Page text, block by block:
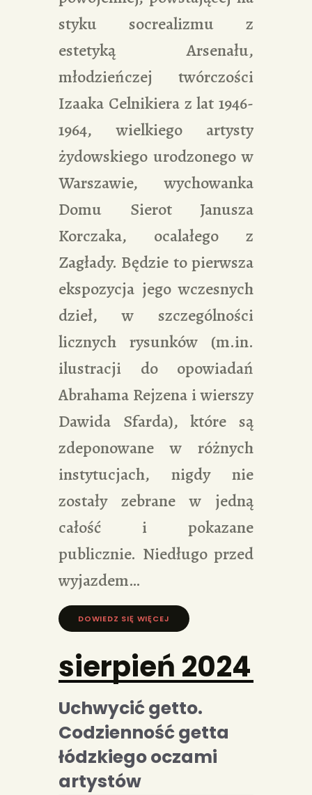
styku socrealizmu z
estetyką Arsenału,
młodzieńczej twórczości
Izaaka Celnikiera z lat 1946-
1964, wielkiego artysty
żydowskiego urodzonego w
Warszawie, wychowanka
Domu Sierot Janusza
Korczaka, ocalałego z
Zagłady. Będzie to pierwsza
ekspozycja jego wczesnych
dzieł, w szczególności
licznych rysunków (m.in.
ilustracji do opowiadań
Abrahama Rejzena i wierszy
Dawida Sfarda), które są
zdeponowane w różnych
instytucjach, nigdy nie
zostały zebrane w jedną
całość i pokazane
publicznie. Niedługo przed
wyjazdem…
DOWIEDZ SIĘ WIĘCEJ »
sierpień 2024
Uchwycić getto.
Codzienność getta
łódzkiego oczami
artystów